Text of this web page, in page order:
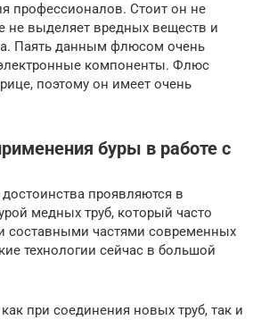
профессионалов. Стоит он не
не выделяет вредных веществ и
Паять данным флюсом очень
компоненты. Флюс
поэтому он имеет очень
буры в работе с
проявляются в
медных труб, который часто
составными частями современных
технологии сейчас в большой
при соединения новых труб, так и